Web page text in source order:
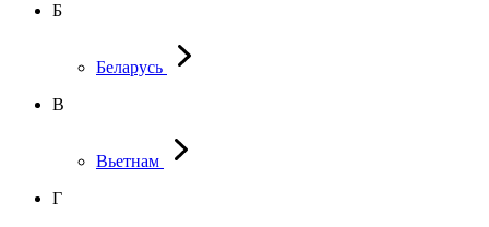
Б
Беларусь
В
Вьетнам
Г